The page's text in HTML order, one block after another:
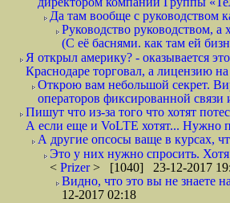
Да там вообще с руководством
Руководство руководством,
(С её баснями. как там ей
Я открыл америку? - оказывается
Краснодаре торговал, а лицензию
Открою вам небольшой секрет.
операторов фиксированной связи
Пишут что из-за того что хотят
А если еще и VoLTE хотят... Нужно
А другие опсосы ваще в курсах,
Это у них нужно спросить.
< Prizer> [1040] 23-12-2017
Видно, что это вы не знаете
12-2017 02:18